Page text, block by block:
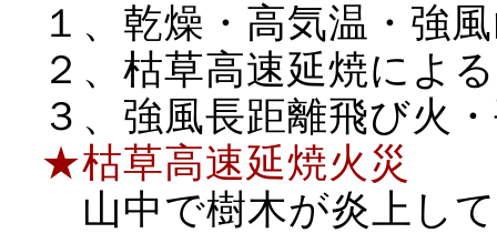
１、乾燥・高気温・強
２、枯草高速延焼によ
３、強風長距離飛び火
★枯草高速延焼火災
山中で樹木が炎上し